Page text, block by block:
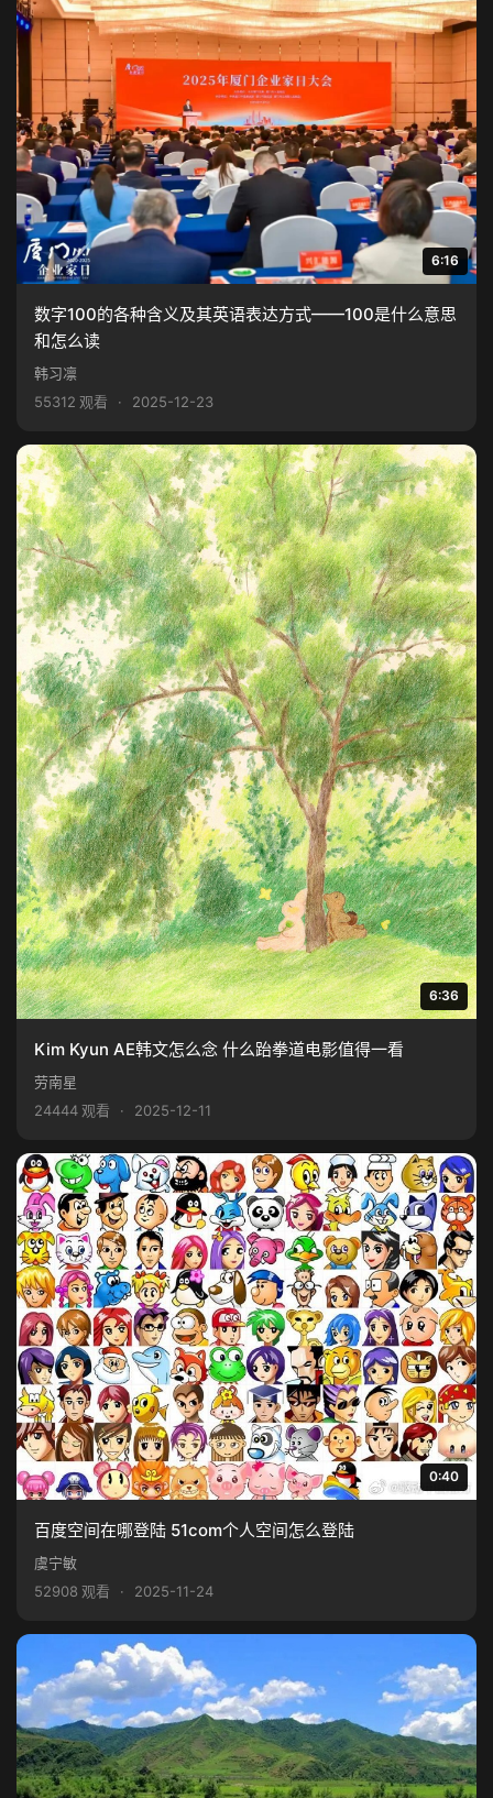
6:16
数字100的各种含义及其英语表达方式——100是什么意思
和怎么读
韩习凛
55312 观看
· 2025-12-23
6:36
Kim Kyun AE韩文怎么念 什么跆拳道电影值得一看
劳南星
24444 观看
· 2025-12-11
0:40
百度空间在哪登陆 51com个人空间怎么登陆
虞宁敏
52908 观看
· 2025-11-24